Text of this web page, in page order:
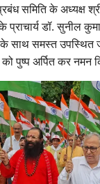
समिति के अध्यक्ष
डॉ. सुनील
के साथ समस्त उपस्थित
पुष्प अर्पित कर नमन